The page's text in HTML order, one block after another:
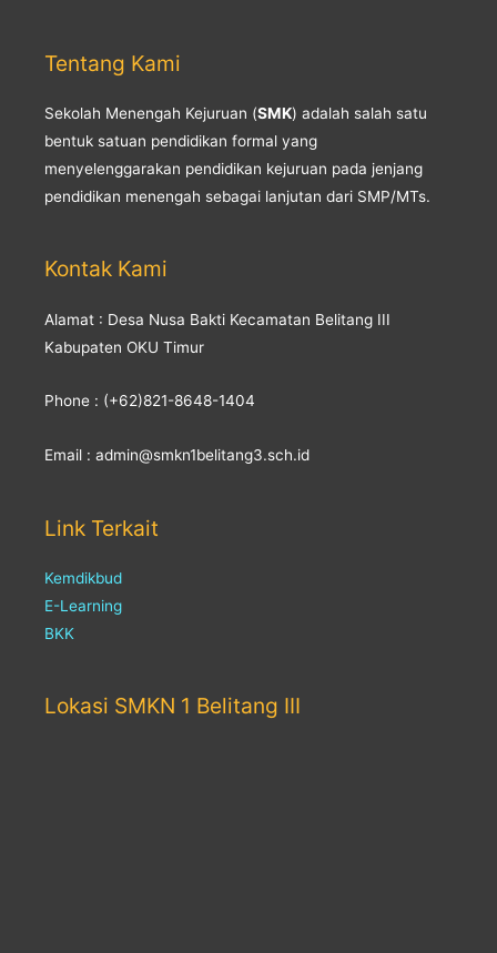
Tentang Kami
Sekolah Menengah Kejuruan (SMK) adalah salah satu
bentuk satuan pendidikan formal yang
menyelenggarakan pendidikan kejuruan pada jenjang
pendidikan menengah sebagai lanjutan dari SMP/MTs.
Kontak Kami
Alamat : Desa Nusa Bakti Kecamatan Belitang III
Kabupaten OKU Timur
Phone : (+62)821-8648-1404
Email : admin@smkn1belitang3.sch.id
Link Terkait
Kemdikbud
E-Learning
BKK
Lokasi SMKN 1 Belitang III